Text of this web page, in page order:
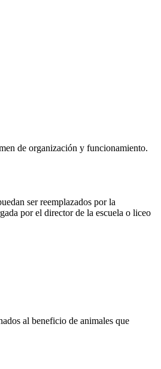
de organización y funcionamiento.
ser reemplazados por la
por el director de la escuela o liceo
al beneficio de animales que